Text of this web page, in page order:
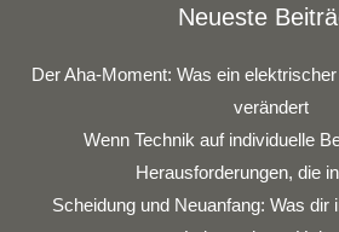
Neueste
Der Aha-Moment: Was ein
verändert
Wenn Technik auf individuelle
Herausforderungen, die
Scheidung und Neuanfang: Was dir